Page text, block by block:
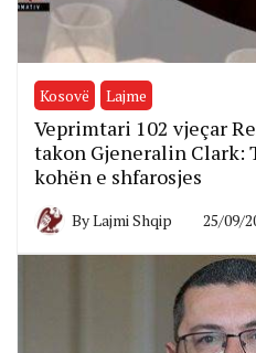
Kosovë Lajme
Veprimtari 102 vjeçar
takon Gjeneralin Clark:
kohën e shfarosjes
ByLajmi Shqip 25/09/